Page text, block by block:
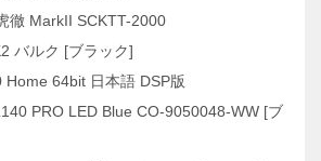
徹 MarkII SCKTT-2000
バルク [ブラック]
64bit 日本語 DSP版
PRO LED Blue CO-9050048-WW [ブ